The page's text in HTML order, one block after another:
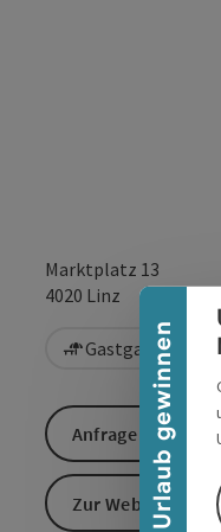
Urlaub gewinnen
Banner einklappen
Marktplatz 13
4020 Linz
Gastgarten /
Anfrage senden
Zur Website